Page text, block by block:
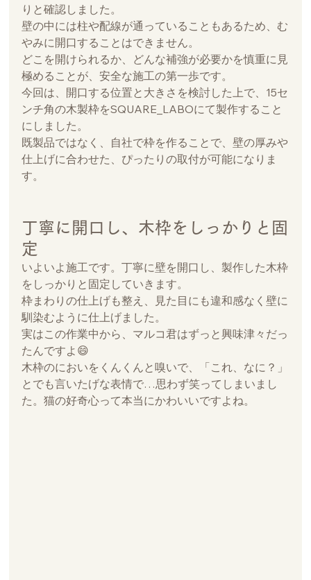
りと確認しました。
壁の中には柱や配線が通っていることもあるため、む
やみに開口することはできません。
どこを開けられるか、どんな補強が必要かを慎重に見
極めることが、安全な施工の第一歩です。
今回は、開口する位置と大きさを検討した上で、15セ
ンチ角の木製枠をSQUARE_LABOにて製作すること
にしました。
既製品ではなく、自社で枠を作ることで、壁の厚みや
仕上げに合わせた、ぴったりの取付が可能になりま
す。
丁寧に開口し、木枠をしっかりと固
定
いよいよ施工です。丁寧に壁を開口し、製作した木枠
をしっかりと固定していきます。
枠まわりの仕上げも整え、見た目にも違和感なく壁に
馴染むように仕上げました。
実はこの作業中から、マルコ君はずっと興味津々だっ
たんですよ😄
木枠のにおいをくんくんと嗅いで、「これ、なに？」
とでも言いたげな表情で…思わず笑ってしまいまし
た。猫の好奇心って本当にかわいいですよね。